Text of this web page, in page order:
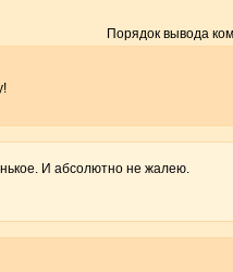
Порядок вывода
И абсолютно не жалею.